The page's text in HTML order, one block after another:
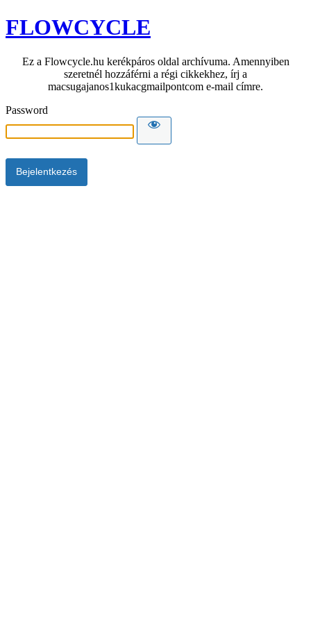
FLOWCYCLE
Ez a Flowcycle.hu kerékpáros oldal archívuma. Amennyiben
szeretnél hozzáférni a régi cikkekhez, írj a
macsugajanos1kukacgmailpontcom e-mail címre.
Password